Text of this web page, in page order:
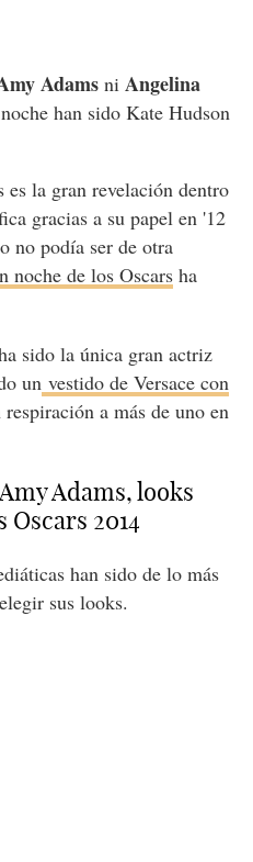
Adamsni Angelina
han sido Kate Hudson
la gran revelación dentro
gracias a su papel en '12
no podía ser de otra
noche de los Oscarsha
sido la única gran actriz
un vestido de Versace con
a más de uno en
Adams, looks
Oscars 2014
han sido de lo más
sus looks.